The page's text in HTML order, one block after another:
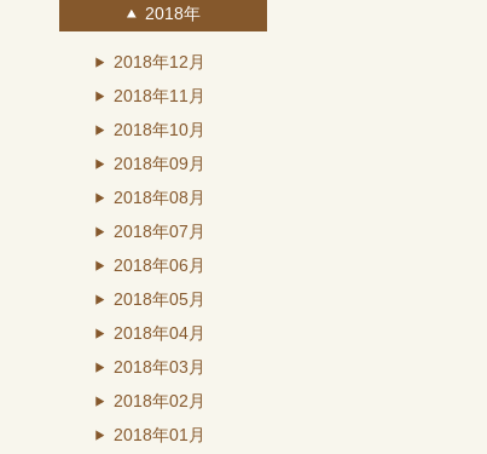
2018年
2018年12月
2018年11月
2018年10月
2018年09月
2018年08月
2018年07月
2018年06月
2018年05月
2018年04月
2018年03月
2018年02月
2018年01月